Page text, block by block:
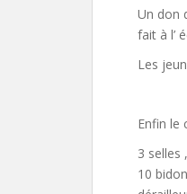
Un don
fait à l’
Les
Enfin le
3 selles
10